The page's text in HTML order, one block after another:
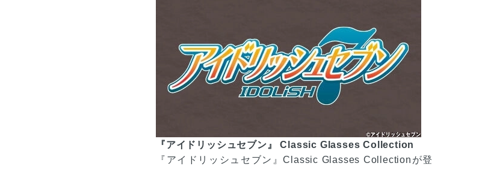
『アイドリッシュセブン』 Classic Glasses Collection
『アイドリッシュセブン』Classic Glasses Collectionが登